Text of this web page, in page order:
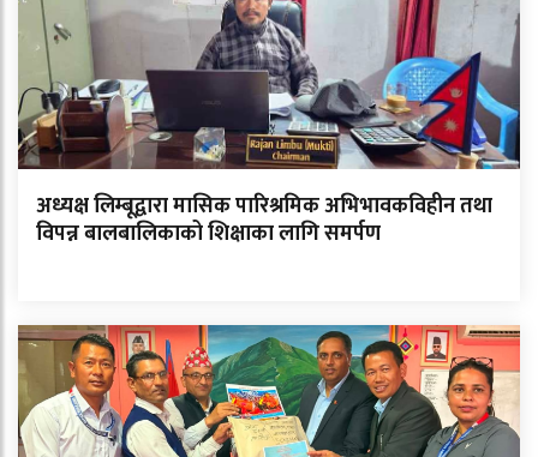
अध्यक्ष लिम्बूद्वारा मासिक पारिश्रमिक अभिभावकविहीन तथा
विपन्न बालबालिकाको शिक्षाका लागि समर्पण